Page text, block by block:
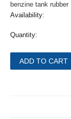
benzine tank rubber
Availability:
Quantity:
ADD TO CART